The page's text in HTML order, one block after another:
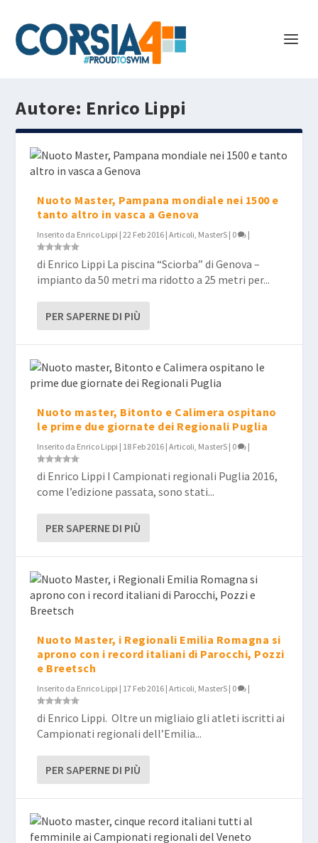
Autore: Enrico Lippi
Nuoto Master, Pampana mondiale nei 1500 e
tanto altro in vasca a Genova
Inserito da Enrico Lippi |22 Feb 2016 |Articoli, MasterS | 0 |
di Enrico Lippi La piscina “Sciorba” di Genova –
impianto da 50 metri ma ridotto a 25 metri per...
PER SAPERNE DI PIÙ
Nuoto master, Bitonto e Calimera ospitano
le prime due giornate dei Regionali Puglia
Inserito da Enrico Lippi | 18 Feb 2016 |Articoli, MasterS | 0 |
di Enrico Lippi I Campionati regionali Puglia 2016,
come l’edizione passata, sono stati...
PER SAPERNE DI PIÙ
Nuoto Master, i Regionali Emilia Romagna si
aprono con i record italiani di Parocchi, Pozzi
e Breetsch
Inserito da Enrico Lippi | 17 Feb 2016 |Articoli, MasterS | 0 |
di Enrico Lippi. Oltre un migliaio gli atleti iscritti ai
Campionati regionali dell’Emilia...
PER SAPERNE DI PIÙ